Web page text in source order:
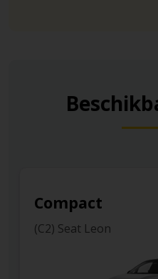
Compact
(I) Toyota Corolla Aut.